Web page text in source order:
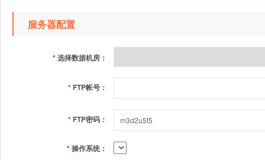
服务器配置
*选择数据机房：
* FTP帐号：
* FTP密码：
*操作系统：